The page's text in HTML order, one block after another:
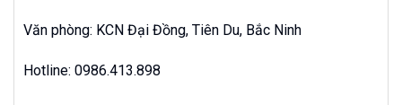
Văn phòng: KCN Đại Đồng, Tiên Du, Bắc Ninh
Hotline: 0986.413.898